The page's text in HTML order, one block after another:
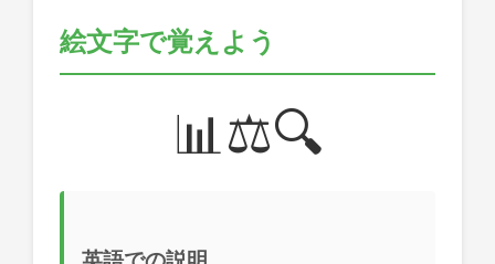
絵文字で覚えよう
📊⚖️🔍